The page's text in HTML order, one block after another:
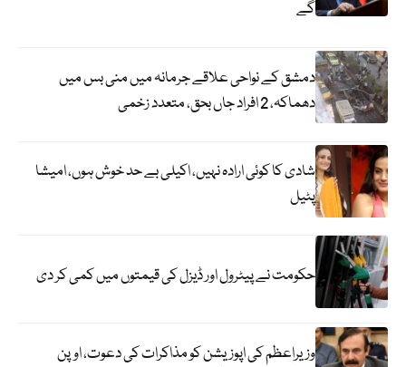
گے
دمشق کے نواحی علاقے جرمانہ میں منی بس میں
دھماکہ، 2 افراد جاں بحق، متعدد زخمی
شادی کا کوئی ارادہ نہیں، اکیلی بے حد خوش ہوں، امیشا
پٹیل
حکومت نے پیٹرول اور ڈیزل کی قیمتوں میں کمی کر دی
وزیراعظم کی اپوزیشن کو مذاکرات کی دعوت، اوپن